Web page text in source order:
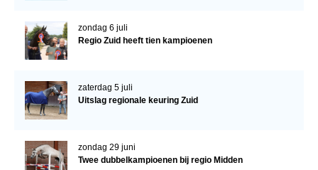
zondag 6 juli
Regio Zuid heeft tien kampioenen
zaterdag 5 juli
Uitslag regionale keuring Zuid
zondag 29 juni
Twee dubbelkampioenen bij regio Midden